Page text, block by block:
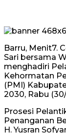
Barru, Menit7.
Sari bersama
menghadiri
Kehormatan
(PMI)
2030, Rabu
Prosesi
Penanganan
H. Yusran